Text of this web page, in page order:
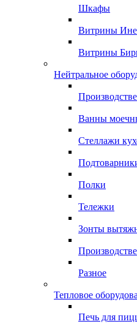
Шкафы
Витрины
Витрины
Нейтральное
Ванны
Стеллажи
Полки
Тележки
Зонты
Разное
Тепловое
Печь для